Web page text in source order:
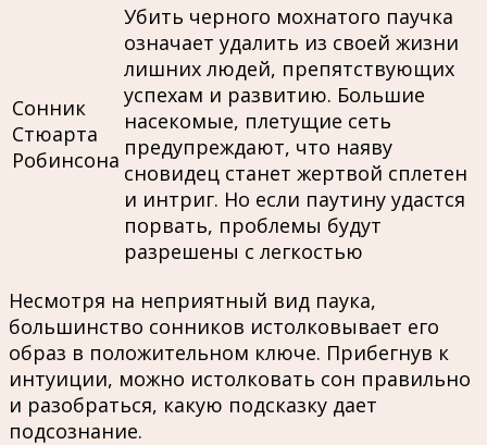
Сонник
Стюарта
Робинсона
Убить черного мохнатого паучка
означает удалить из своей жизни
лишних людей, препятствующих
успехам и развитию. Большие
насекомые, плетущие сеть
предупреждают, что наяву
сновидец станет жертвой сплетен
и интриг. Но если паутину удастся
порвать, проблемы будут
разрешены с легкостью
Несмотря на неприятный вид паука,
большинство сонников истолковывает его
образ в положительном ключе. Прибегнув к
интуиции, можно истолковать сон правильно
и разобраться, какую подсказку дает
подсознание.